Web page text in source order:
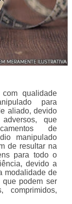
qualidade
para
aliado, devido
que
de
manipulado
de resultar na
para todo o
devido a
modalidade de
que podem ser
comprimidos,